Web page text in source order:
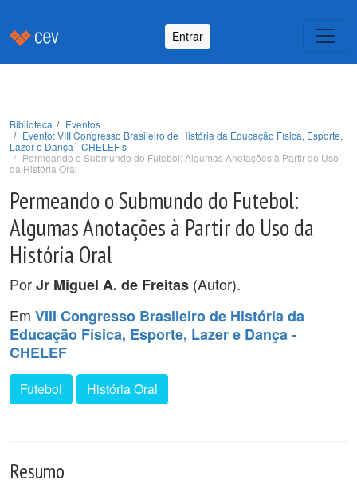
Entrar
Biblioteca
Eventos
Evento: VIII Congresso Brasileiro de História da Educação Física, Esporte,
Lazer e Dança - CHELEF s
Permeando o Submundo do Futebol: Algumas Anotações à Partir do Uso
da História Oral
Permeando o Submundo do Futebol:
Algumas Anotações à Partir do Uso da
História Oral
PorJr Miguel A. de Freitas (Autor).
Em VIII Congresso Brasileiro de História da
Educação Física, Esporte, Lazer e Dança -
CHELEF
Futebol História Oral
Resumo